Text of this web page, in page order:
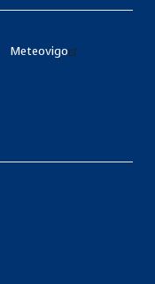
Meteovigo